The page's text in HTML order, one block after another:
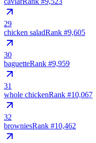
29
chicken saladRank #9,605
30
baguetteRank #9,959
31
whole chickenRank #10,067
32
browniesRank #10,462